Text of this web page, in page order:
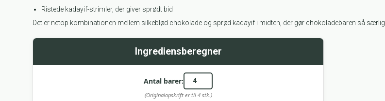
Ristede kadayif-strimler, der giver sprødt bid
Det er netop kombinationen mellem silkeblød chokolade og sprød kadayif i midten, der gør chokoladebaren så særlig.
Ingrediensberegner
Antal barer:
(Originalopskrift er til 4 stk.)